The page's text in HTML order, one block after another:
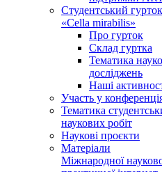
Студентський гурток
«Cella mirabilis»
Про гурток
Склад гуртка
Тематика
досліджень
Наші
Участь у
Тематика
наукових робіт
Наукові проєкти
Матеріали
Міжнародної